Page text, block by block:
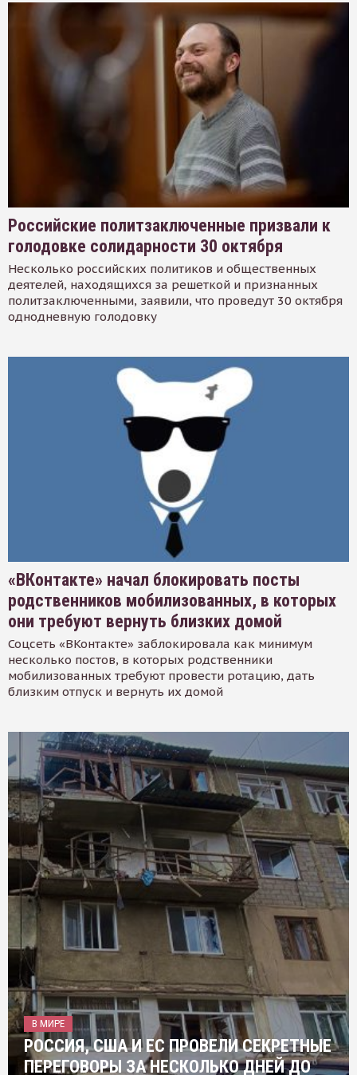
Российские политзаключенные призвали к
голодовке солидарности 30 октября
Несколько российских политиков и общественных
деятелей, находящихся за решеткой и признанных
политзаключенными, заявили, что проведут 30 октября
однодневную голодовку
«ВКонтакте» начал блокировать посты
родственников мобилизованных, в которых
они требуют вернуть близких домой
Соцсеть «ВКонтакте» заблокировала как минимум
несколько постов, в которых родственники
мобилизованных требуют провести ротацию, дать
близким отпуск и вернуть их домой
В МИРЕ
РОССИЯ, США И ЕС ПРОВЕЛИ СЕКРЕТНЫЕ
ПЕРЕГОВОРЫ ЗА НЕСКОЛЬКО ДНЕЙ ДО